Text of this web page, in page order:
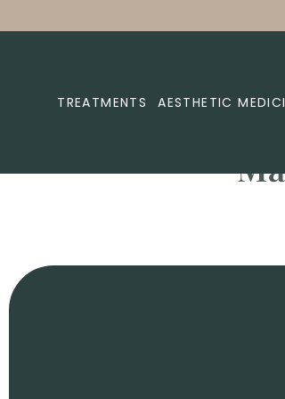
TREATMENTS AESTHETIC